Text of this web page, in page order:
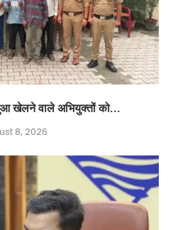
खेलने वाले अभियुक्तों को...
8, 2026